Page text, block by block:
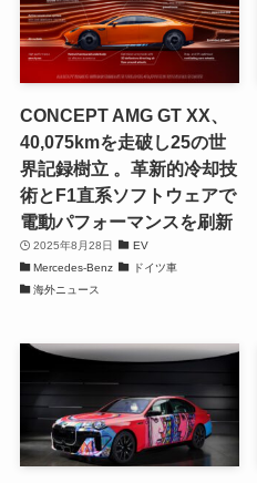
CONCEPT AMG GT XX、
40,075kmを走破し25の世
界記録樹立 。革新的冷却技
術とF1直系ソフトウェアで
電動パフォーマンスを刷新
2025年8月28日
EV
Mercedes-Benz
ドイツ車
海外ニュース